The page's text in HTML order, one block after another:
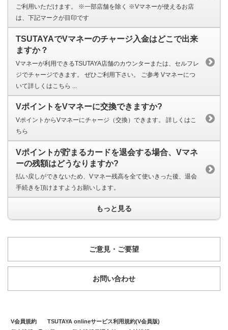
ご利用いただけます。 ※一部店舗を除く ※Vマネーが使えるお店
は、下記マークが目印です
TSUTAYAでVマネーのチャージ入金はどこで出来
ますか？
Vマネーが利用できるTSUTAYA店舗のカウンターまたは、セルフレ
ジでチャージできます。 ぜひご利用下さい。 ご参考 Vマネーにつ
いて詳しくはこちら ...
VポイントをVマネーに交換できますか?
VポイントからVマネーにチャージ（交換）できます。 詳しくはこ
ちら
Vポイントが貯まるカードを退会する場合、Vマネ
ーの残額はどうなりますか?
払い戻しができないため、Vマネー残高を全て使いきった後、退会
手続きを頂けますようお願いします。
もっと見る
ご意見・ご要望
お問い合わせ
V会員規約
TSUTAYA onlineサービス利用規約(V会員版)